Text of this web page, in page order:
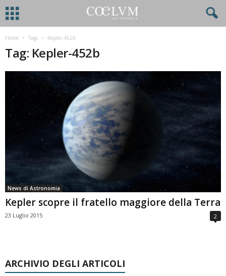
Home Tags Kepler-452b
Tag: Kepler-452b
News di Astronomia
Kepler scopre il fratello maggiore della Terra
23 Luglio 2015 2
ARCHIVIO DEGLI ARTICOLI